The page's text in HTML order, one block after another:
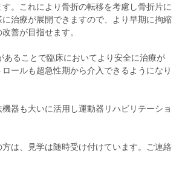
。これにより骨折の転移を考慮し骨折片に
治療が展開できますので、より早期に拘縮
善が目指せます。
ることで臨床においてより安全に治療が
ールも超急性期から介入できるようになり
器も大いに活用し運動器リハビリテーショ
は、見学は随時受け付けています。ご連絡